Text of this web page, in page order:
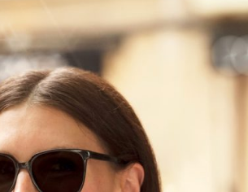
Hazır Olun
günlerin tadını güvenle çıkarmalarını
devam ediyor. Hoya Polarize camlar,
dış mekanda daha iyi bir görüş konforu
rahatsız edici göz kamaşmalarını
otomobiller, pencereler, kar veya su gibi